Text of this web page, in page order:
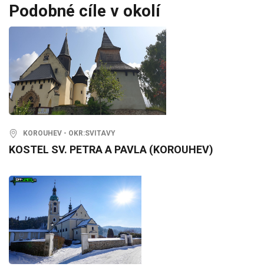
Podobné cíle v okolí
KOROUHEV - OKR:SVITAVY
KOSTEL SV. PETRA A PAVLA (KOROUHEV)